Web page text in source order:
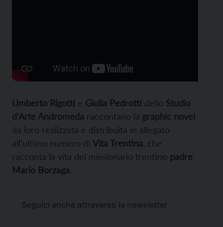
Umberto Rigotti e Giulia Pedrotti dello Studio
d’Arte Andromeda raccontano la graphic novel
da loro realizzata e distribuita in allegato
all’ultimo numero di Vita Trentina , che
racconta la vita del missionario trentino padre
Mario Borzaga.
Seguici anche attraverso la newsletter